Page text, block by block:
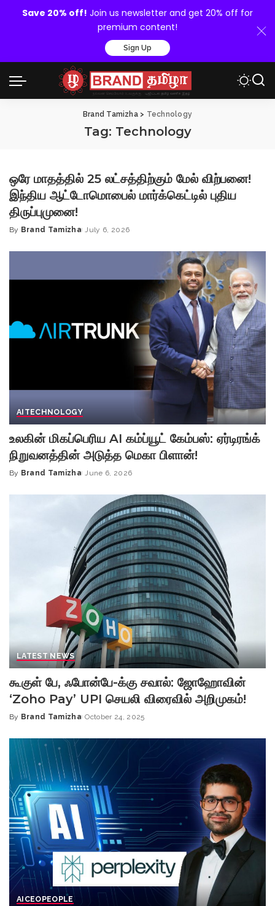
Save 20% off! Join us newsletter and get 20% off for
premium content!
Sign Up
Brand Tamizha> Technology
Tag: Technology
ஒரே மாதத்தில் 25 லட்சத்திற்கும் மேல் விற்பனை!
இந்திய ஆட்டோமொபைல் மார்க்கெட்டில் புதிய
திருப்புமுனை!
Posted
By Brand Tamizha July 6, 2026
AI TECHNOLOGY
உலகின் மிகப்பெரிய AI கம்ப்யூட் கேம்பஸ்: ஏர்டிரங்க்
நிறுவனத்தின் அடுத்த மெகா பிளான்!
Posted
By Brand Tamizha June 6, 2026
LATEST NEWS
கூகுள் பே, ஃபோன்பே-க்கு சவால்: ஜோஹோவின்
‘Zoho Pay’ UPI செயலி விரைவில் அறிமுகம்!
Posted
By Brand Tamizha October 24, 2025
AI CEOPEOPLE